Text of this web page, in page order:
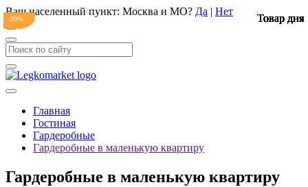
Ваш населенный пункт: Москва и МО? Да | Нет
Главная
Гостиная
Гардеробные
Гардеробные в маленькую квартиру
Гардеробные в маленькую квартиру
-20% Товар дня
-20% Товар дня
-20% Товар дня
-20% Товар дня
-21% Товар дня
-21% Товар дня
-20% Товар дня
-20% Товар дня
-20% Товар дня
-20% Товар дня
-20% Товар дня
-20% Товар дня
-20% Товар дня
-20%